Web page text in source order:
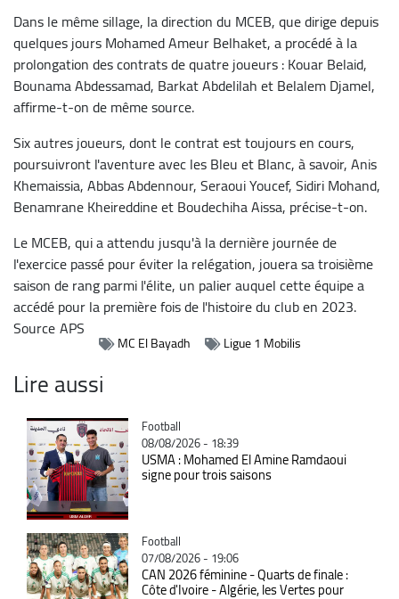
Dans le même sillage, la direction du MCEB, que dirige depuis
quelques jours Mohamed Ameur Belhaket, a procédé à la
prolongation des contrats de quatre joueurs : Kouar Belaid,
Bounama Abdessamad, Barkat Abdelilah et Belalem Djamel,
affirme-t-on de même source.
Six autres joueurs, dont le contrat est toujours en cours,
poursuivront l'aventure avec les Bleu et Blanc, à savoir, Anis
Khemaissia, Abbas Abdennour, Seraoui Youcef, Sidiri Mohand,
Benamrane Kheireddine et Boudechiha Aissa, précise-t-on.
Le MCEB, qui a attendu jusqu'à la dernière journée de
l'exercice passé pour éviter la relégation, jouera sa troisième
saison de rang parmi l'élite, un palier auquel cette équipe a
accédé pour la première fois de l'histoire du club en 2023.
SourceAPS
MC El Bayadh Ligue 1 Mobilis
Lire aussi
Catégorie
Football
08/08/2026 - 18:39
USMA : Mohamed El Amine Ramdaoui
signe pour trois saisons
Catégorie
Football
07/08/2026 - 19:06
CAN 2026 féminine - Quarts de finale :
Côte d'Ivoire - Algérie, les Vertes pour